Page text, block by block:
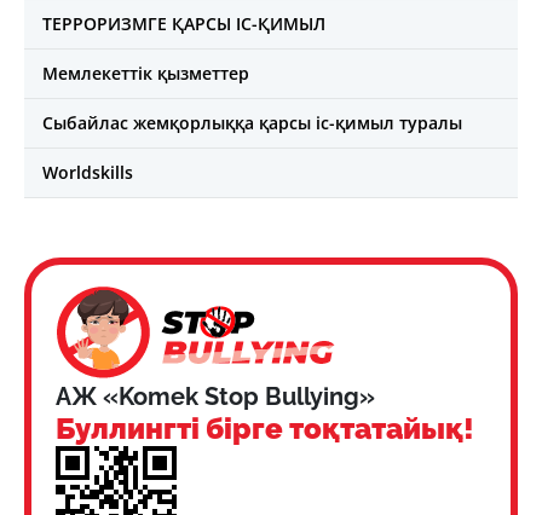
ТЕРРОРИЗМГЕ ҚАРСЫ ІС-ҚИМЫЛ
Мемлекеттік қызметтер
Сыбайлас жемқорлыққа қарсы іс-қимыл туралы
Worldskills
АЖ «Komek Stop Bullying»
Буллингті бірге тоқтатайық!